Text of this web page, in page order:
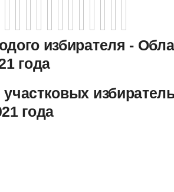
избирателя -
года
года